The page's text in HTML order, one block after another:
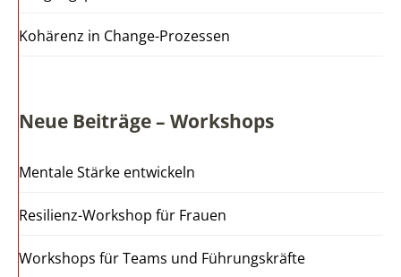
Kohärenz in Change-Prozessen
Neue Beiträge – Workshops
Mentale Stärke entwickeln
Resilienz-Workshop für Frauen
Workshops für Teams und Führungskräfte